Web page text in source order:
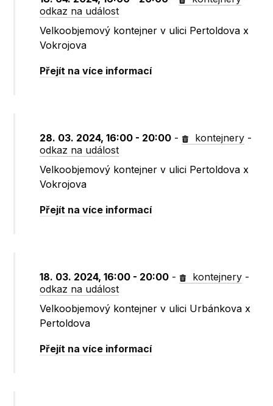
odkaz na událost
Velkoobjemový kontejner v ulici Pertoldova x
Vokrojova
Přejít na více informací
28. 03. 2024, 16:00 - 20:00 - kontejnery -
odkaz na událost
Velkoobjemový kontejner v ulici Pertoldova x
Vokrojova
Přejít na více informací
18. 03. 2024, 16:00 - 20:00 - kontejnery -
odkaz na událost
Velkoobjemový kontejner v ulici Urbánkova x
Pertoldova
Přejít na více informací